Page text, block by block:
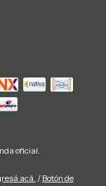
oficial.
acá. / Botón de